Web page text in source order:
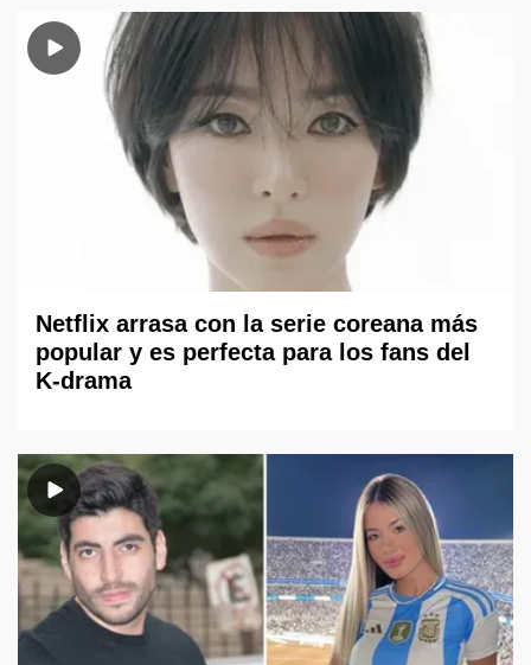
Netflix arrasa con la serie coreana más
popular y es perfecta para los fans del
K-drama